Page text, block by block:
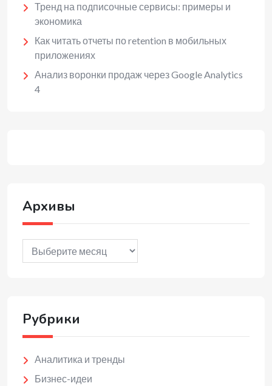
Тренд на подписочные сервисы: примеры и
экономика
Как читать отчеты по retention в мобильных
приложениях
Анализ воронки продаж через Google Analytics
4
Архивы
Архивы
Рубрики
Аналитика и тренды
Бизнес-идеи